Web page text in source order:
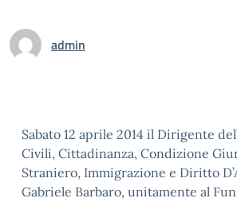
admin
Sabato 12 aprile 2014 il Dirigente
Civili, Cittadinanza, Condizione
Straniero, Immigrazione e Diritto
Gabriele Barbaro, unitamente al